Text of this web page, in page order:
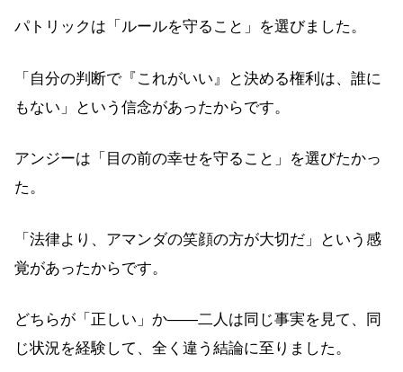
パトリックは「ルールを守ること」を選びました。
「自分の判断で『これがいい』と決める権利は、誰に
もない」という信念があったからです。
アンジーは「目の前の幸せを守ること」を選びたかっ
た。
「法律より、アマンダの笑顔の方が大切だ」という感
覚があったからです。
どちらが「正しい」か——二人は同じ事実を見て、同
じ状況を経験して、全く違う結論に至りました。